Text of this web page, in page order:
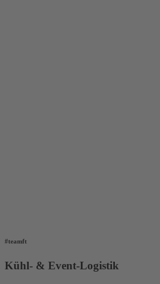
#teamft
Kühl- & Event-Logistik